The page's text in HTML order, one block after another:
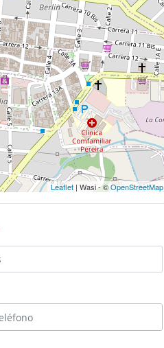
Leaflet | Wasi - ©OpenStreetMap